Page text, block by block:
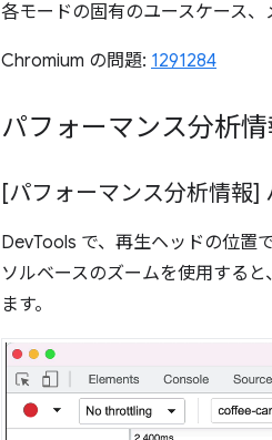
各モードの固有のユースケース、
Chromium の問題: 1291284
パフォーマンス分析
[パフォーマンス分析情報]
DevTools で、再生ヘッドの位置
ソルベースのズームを使用する
ます。